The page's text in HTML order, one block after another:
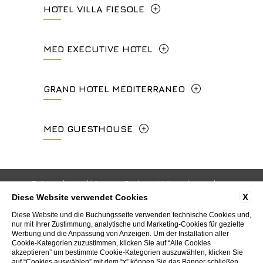
HOTEL VILLA FIESOLE
l'Angelico, 35, 50014 Fiesole Città
+39 055 597252
info.vf@fhhotelgroup.it
booking.vf@fhhotelgroup.it
MED EXECUTIVE HOTEL
+39 055 06 92 860
info.meh@fhhotelgroup.it
P.Iva 0043421 048 0
GRAND HOTEL MEDITERRANEO
+39 055 660241
info.ghm@fhhotelgroup.it
MED GUESTHOUSE
booking.mgh@fhhotelgroup.it
P.Iva 00434210480
Datenschutzerklärung Cookie
Unternehmersdaten
GDS-Codes
Arbeiten Sie mit uns
Whistleblowing
Accessibility
WEBSITE BY BLASTNESS
X
Diese Website verwendet Cookies
Diese Website und die Buchungsseite verwenden technische Cookies und,
nur mit Ihrer Zustimmung, analytische und Marketing-Cookies für gezielte
Werbung und die Anpassung von Anzeigen. Um der Installation aller
Cookie-Kategorien zuzustimmen, klicken Sie auf “Alle Cookies
akzeptieren” um bestimmte Cookie-Kategorien auszuwählen, klicken Sie